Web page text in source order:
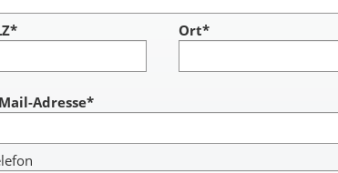
Ort*
Adresse*